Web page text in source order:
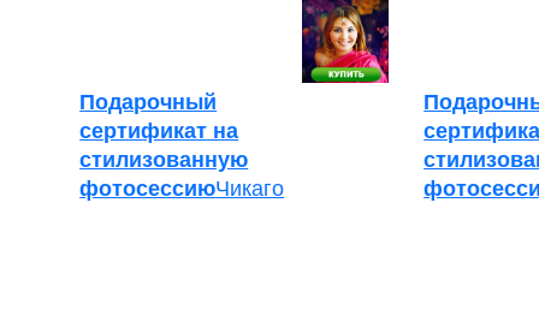
Подарочный
сертификат на
стилизованную
фотосессиюЧикаго